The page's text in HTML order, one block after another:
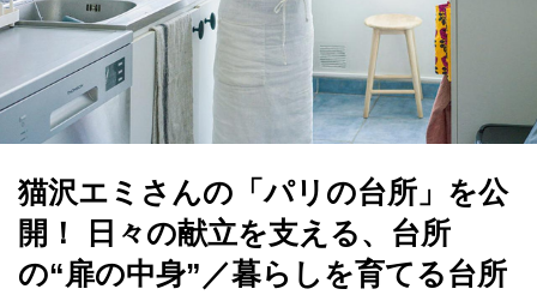
猫沢エミさんの「パリの台所」を公
開！ 日々の献立を支える、台所
の“扉の中身”／暮らしを育てる台所